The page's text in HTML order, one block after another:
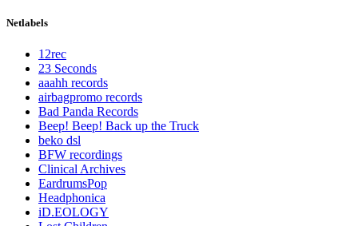
Netlabels
12rec
23 Seconds
aaahh records
airbagpromo records
Bad Panda Records
Beep! Beep! Back up the Truck
beko dsl
BFW recordings
Clinical Archives
EardrumsPop
Headphonica
iD.EOLOGY